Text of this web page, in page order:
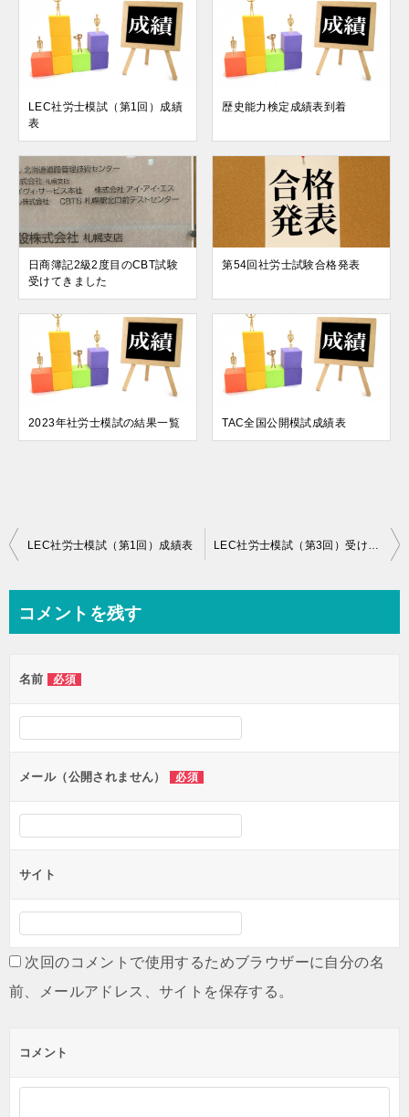
LEC社労士模試（第1回）成績
表
歴史能力検定成績表到着
日商簿記2級2度目のCBT試験
受けてきました
第54回社労士試験合格発表
2023年社労士模試の結果一覧 TAC全国公開模試成績表
投
ビ
ー
シ
ン
LEC社労士模試（第1回）成績表 LEC社労士模試（第3回）受けてきました
コメントを残す
名前 必須
メール（公開されません） 必須
サイト
次回のコメントで使用するためブラウザーに自分の名
前、メールアドレス、サイトを保存する。
コメント